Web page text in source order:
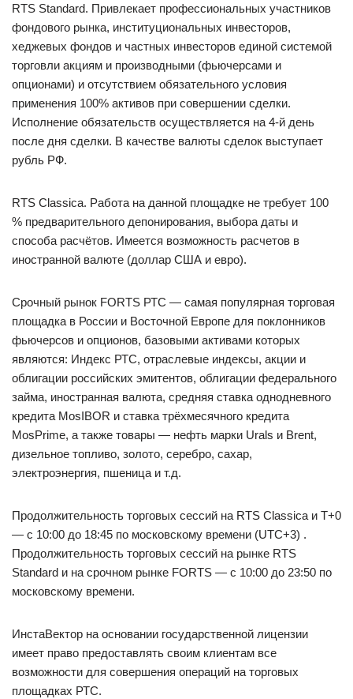
RTS Standard. Привлекает профессиональных участников
фондового рынка, институциональных инвесторов,
хеджевых фондов и частных инвесторов единой системой
торговли акциям и производными (фьючерсами и
опционами) и отсутствием обязательного условия
применения 100% активов при совершении сделки.
Исполнение обязательств осуществляется на 4-й день
после дня сделки. В качестве валюты сделок выступает
рубль РФ.
RTS Classica. Работа на данной площадке не требует 100
% предварительного депонирования, выбора даты и
способа расчётов. Имеется возможность расчетов в
иностранной валюте (доллар США и евро).
Срочный рынок FORTS РТС — самая популярная торговая
площадка в России и Восточной Европе для поклонников
фьючерсов и опционов, базовыми активами которых
являются: Индекс РТС, отраслевые индексы, акции и
облигации российских эмитентов, облигации федерального
займа, иностранная валюта, средняя ставка однодневного
кредита MosIBOR и ставка трёхмесячного кредита
MosPrime, а также товары — нефть марки Urals и Brent,
дизельное топливо, золото, серебро, сахар,
электроэнергия, пшеница и т.д.
Продолжительность торговых сессий на RTS Classica и T+0
— с 10:00 до 18:45 по московскому времени (UTC+3) .
Продолжительность торговых сессий на рынке RTS
Standard и на срочном рынке FORTS — с 10:00 до 23:50 по
московскому времени.
ИнстаВектор на основании государственной лицензии
имеет право предоставлять своим клиентам все
возможности для совершения операций на торговых
площадках РТС.